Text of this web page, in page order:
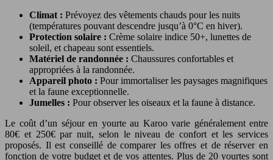
Climat : Prévoyez des vêtements chauds pour les nuits
(températures pouvant descendre jusqu’à 0°C en hiver).
Protection solaire : Crème solaire indice 50+, lunettes de
soleil, et chapeau sont essentiels.
Matériel de randonnée : Chaussures confortables et
appropriées à la randonnée.
Appareil photo : Pour immortaliser les paysages magnifiques
et la faune exceptionnelle.
Jumelles : Pour observer les oiseaux et la faune à distance.
Le coût d’un séjour en yourte au Karoo varie généralement entre
80€ et 250€ par nuit, selon le niveau de confort et les services
proposés. Il est conseillé de comparer les offres et de réserver en
fonction de votre budget et de vos attentes. Plus de 20 yourtes sont